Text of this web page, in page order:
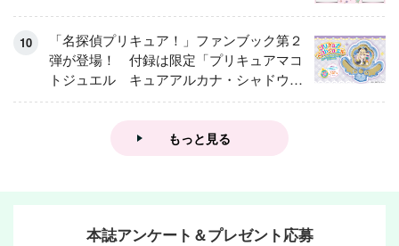
「名探偵プリキュア！」ファンブック第２
弾が登場！ 付録は限定「プリキュアマコ
トジュエル キュアアルカナ・シャドウ
アイスver.」 キュアエクレールを大特
もっと見る
本誌アンケート＆プレゼント応募